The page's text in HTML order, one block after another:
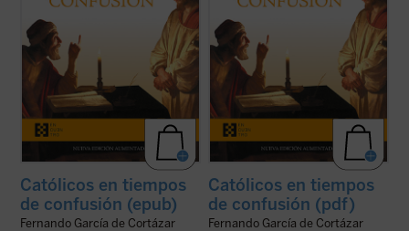
Católicos en tiempos
de confusión (epub)
Fernando García de Cortázar
Católicos en tiempos
de confusión (pdf)
Fernando García de Cortázar